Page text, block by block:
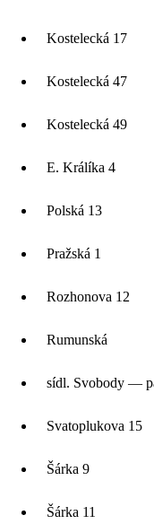
Kostelecká 17
Kostelecká 47
Kostelecká 49
E. Králíka 4
Polská 13
Pražská 1
Rozhonova 12
Rumunská
sídl. Svobody —
Svatoplukova 15
Šárka 9
Šárka 11